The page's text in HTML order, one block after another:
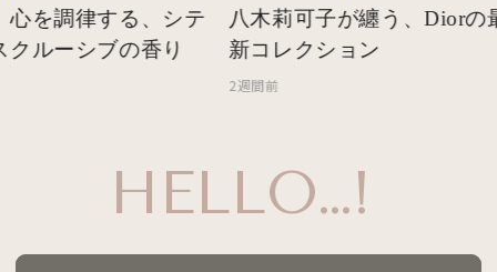
HELLO…!
調律する、シテ
ルーシブの香り
八木莉可子が纏う、Diorの最
新コレクション
2週間前